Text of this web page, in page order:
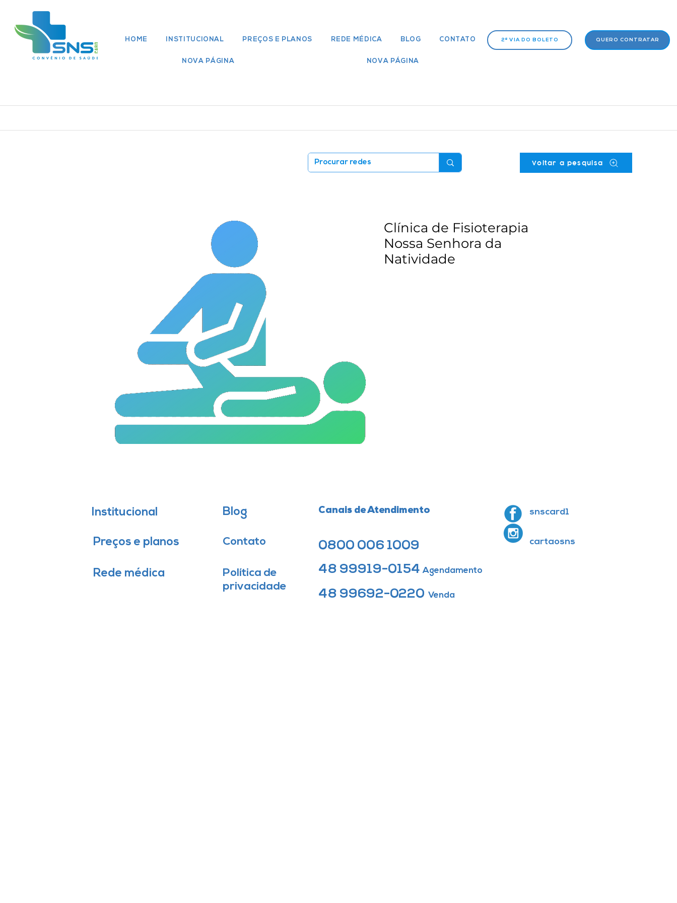
HOME INSTITUCIONAL PREÇOS E PLANOS REDE MÉDICA BLOG CONTATO
NOVA PÁGINA NOVA PÁGINA
2ª VIA DO BOLETO QUERO CONTRATAR
Voltar a pesquisa
Clínica de Fisioterapia
Nossa Senhora da
Natividade
Institucional
Preços e planos
Rede médica
Blog Canais de Atendimento
0800 006 1009
48 99919-0154Agendamento
48 99692-0220 Venda
Política de
privacidade
Contato
snscard1
cartaosns